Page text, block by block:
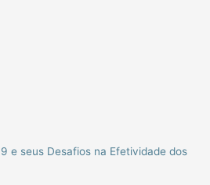
e seus Desafios na Efetividade dos